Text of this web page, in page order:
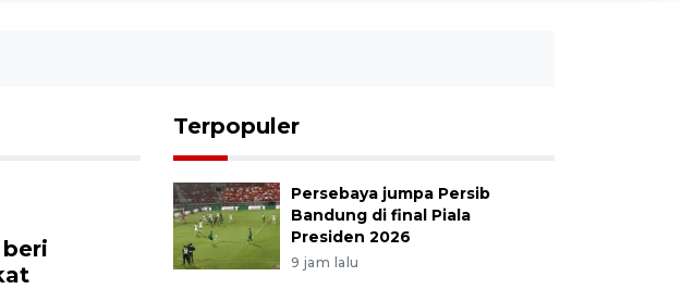
Terpopuler
Persebaya jumpa Persib
Bandung di final Piala
Presiden 2026
9 jam lalu